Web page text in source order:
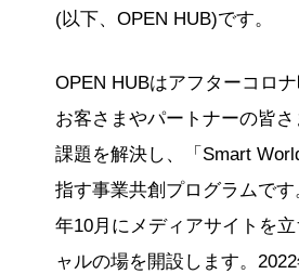
(以下、OPEN HUB)です。
OPEN HUBはアフターコロナ
お客さまやパートナーの皆
課題を解決し、「Smart
指す事業共創プログラムで
年10月にメディアサイトを
ャルの場を開設します。